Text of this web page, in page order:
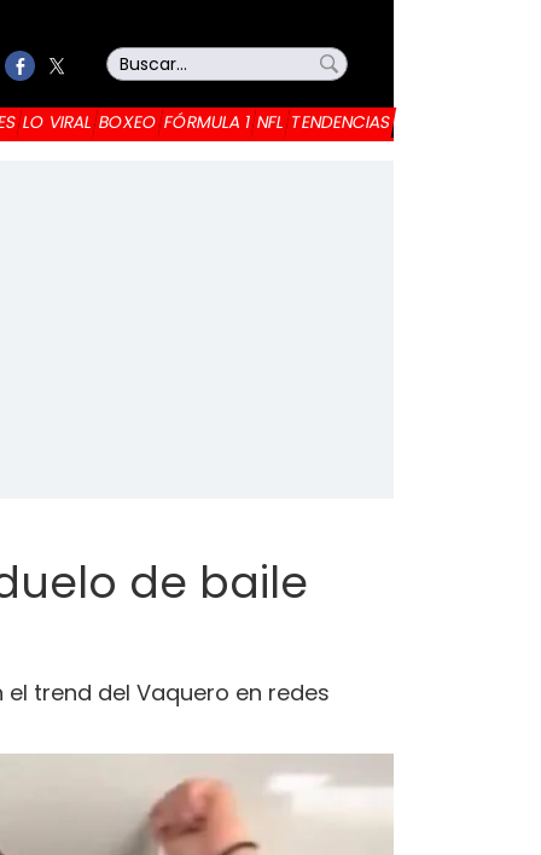
LO VIRAL BOXEO FÓRMULA 1 NFL TENDENCIAS
de baile
trend del Vaquero en redes